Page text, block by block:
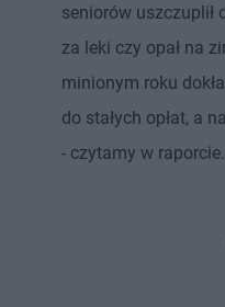
seniorów uszczuplił
za leki czy opał na
minionym roku
do stałych opłat, a
- czytamy w raporcie.